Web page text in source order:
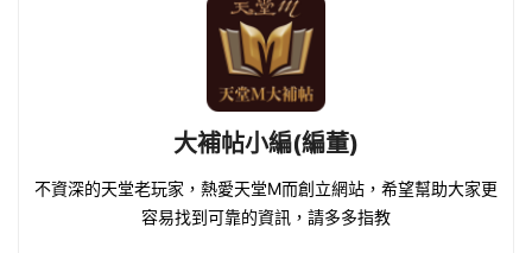
大補帖小編(編董)
不資深的天堂老玩家，熱愛天堂M而創立網站，希望幫助大家更
容易找到可靠的資訊，請多多指教